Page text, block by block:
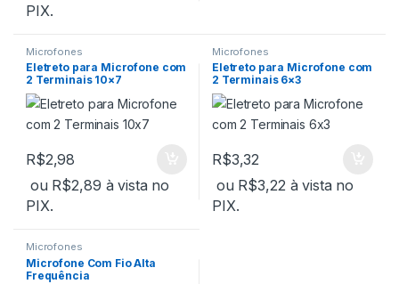
PIX.
Microfones
Eletreto para Microfone com
2 Terminais 10×7
R$2,98
ou R$2,89 à vista no
PIX.
Microfones
Eletreto para Microfone com
2 Terminais 6×3
R$3,32
ou R$3,22 à vista no
PIX.
Microfones
Microfone Com Fio Alta
Frequência